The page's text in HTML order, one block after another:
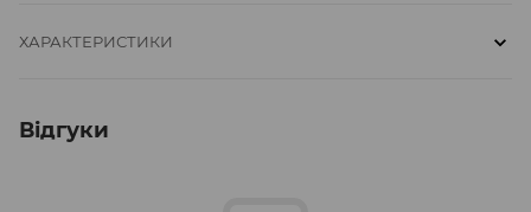
ХАРАКТЕРИСТИКИ
Відгуки